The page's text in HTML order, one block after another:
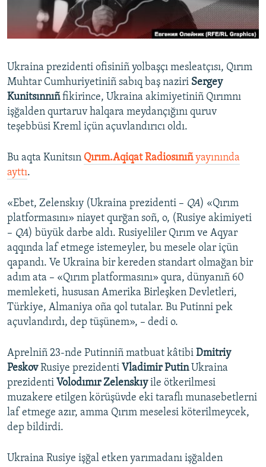
Русский
Українською
QOŞULIÑIZ!
RFE/RS bütün saytları
Ukraina prezidenti ofisiniñ yolbaşçı mesleatçısı, Qırım
Muhtar Cumhuriyetiniñ sabıq baş naziri Sergey
Kunitsınnıñfikirince, Ukraina akimiyetiniñ Qırımnı
işğalden qurtaruv halqara meydançığını quruv
teşebbüsi Kreml içün açuvlandırıcı oldı.
Bu aqta Kunitsın Qırım.Aqiqat Radiosınıñyayınında
ayttı.
«Ebet, Zelenskıy (Ukraina prezidenti – QA) «Qırım
platformasını» niayet qurğan soñ, o, (Rusiye akimiyeti
– QA) büyük darbe aldı. Rusiyeliler Qırım ve Aqyar
aqqında laf etmege istemeyler, bu mesele olar içün
qapandı. Ve Ukraina bir kereden standart olmağan bir
adım ata – «Qırım platformasını» qura, dünyanıñ 60
memleketi, hususan Amerika Birleşken Devletleri,
Türkiye, Almaniya oña qol tutalar. Bu Putinni pek
açuvlandırdı, dep tüşünem», – dedi o.
Aprelniñ 23-nde Putinniñ matbuat kâtibi Dmitriy
PeskovRusiye prezidenti Vladimir Putin Ukraina
prezidenti Volodımır Zelenskıyile ötkerilmesi
muzakere etilgen körüşüvde eki taraflı munasebetlerni
laf etmege azır, amma Qırım meselesi köterilmeycek,
dep bildirdi.
Ukraina Rusiye işğal etken yarımadanı işğalden